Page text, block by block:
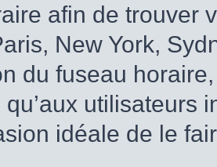
afin de trouver
New York,
du fuseau
utilisateurs
idéale de le